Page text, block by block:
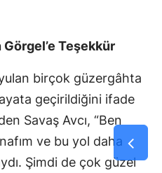
Teşekkür
birçok güzergâhta
geçirildiğini ifade
Savaş Avcı, “Ben
ve bu yol daha
Şimdi de çok güzel